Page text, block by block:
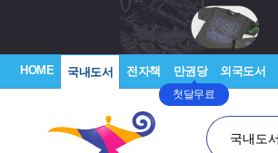
HOME 국내도서 전자책 만권당
첫달무료
외국도서
국내도